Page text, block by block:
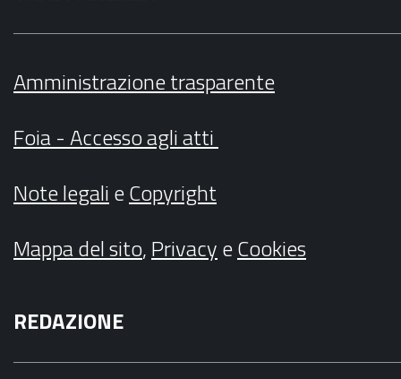
Amministrazione trasparente
Foia - Accesso agli atti
Note legalieCopyright
Mappa del sito,PrivacyeCookies
REDAZIONE